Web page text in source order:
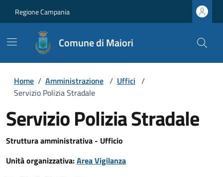
Regione Campania
Comune di Maiori
Home / Amministrazione / Uffici /
Servizio Polizia Stradale
Servizio Polizia Stradale
Struttura amministrativa - Ufficio
Unità organizzativa:Area Vigilanza